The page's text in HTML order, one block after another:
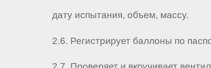
дату испытания, объем, массу.
2.6. Регистрирует баллоны по